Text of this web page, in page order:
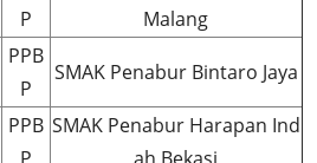
P
Malang
PPB
P
SMAK Penabur Bintaro Jaya
PPB SMAK Penabur Harapan Ind